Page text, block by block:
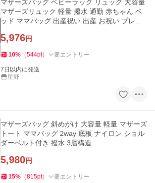
マザーズバッグ ベビーラック リュック 大容量
マザーズリュック 軽量 撥水 通勤 赤ちゃん ベ
ッド ママバッグ 出産祝い 出産 お祝い プレゼ
5,976円
10% （544pt） 要エントリー
7日以内に発送
星野
マザーズバッグ 斜めがけ 大容量 軽量 マザーズ
トート ママバッグ 2way 底板 ナイロン ショル
ダーベルト付き 撥水 3層構造
5,980円
15% （815pt） 要エントリー